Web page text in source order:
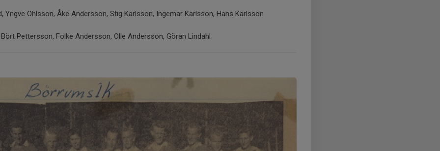
Yngve Ohlsson, Åke Andersson, Stig Karlsson, Ingemar Karlsson, Hans Karlsson
Pettersson, Folke Andersson, Olle Andersson, Göran Lindahl